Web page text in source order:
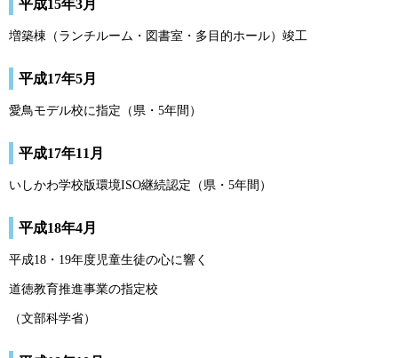
平成15年3月
増築棟（ランチルーム・図書室・多目的ホール）竣工
平成17年5月
愛鳥モデル校に指定（県・5年間）
平成17年11月
いしかわ学校版環境ISO継続認定（県・5年間）
平成18年4月
平成18・19年度児童生徒の心に響く
道徳教育推進事業の指定校
（文部科学省）